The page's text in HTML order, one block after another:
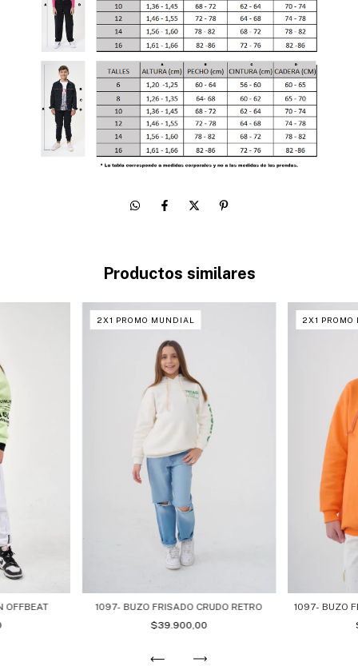
Productos similares
OFFBEAT
2X1 PROMO MUNDIAL
1097- BUZO FRISADO CRUDO RETRO
$39.900,00
2X1
1097- BUZO